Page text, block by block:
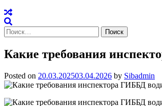
Найти:
Какие требования
Posted on 20.03.202503.04.2026 by Sibadmin